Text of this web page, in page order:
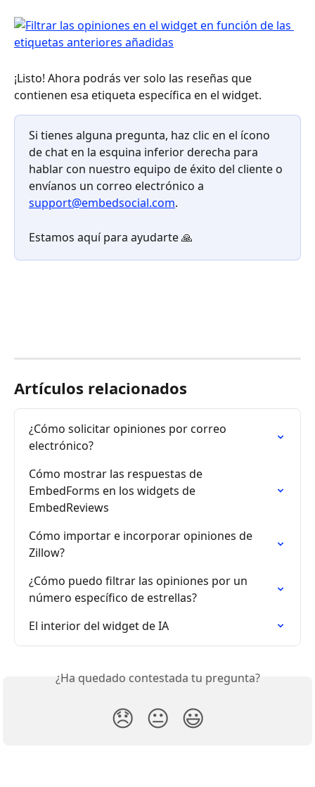
¡Listo! Ahora podrás ver solo las reseñas que
contienen esa etiqueta específica en el widget.
Si tienes alguna pregunta, haz clic en el ícono
de chat en la esquina inferior derecha para
hablar con nuestro equipo de éxito del cliente o
envíanos un correo electrónico a
support@embedsocial.com.
Estamos aquí para ayudarte 🙏
Artículos relacionados
¿Cómo solicitar opiniones por correo
electrónico?
Cómo mostrar las respuestas de
EmbedForms en los widgets de
EmbedReviews
Cómo importar e incorporar opiniones de
Zillow?
¿Cómo puedo filtrar las opiniones por un
número específico de estrellas?
El interior del widget de IA
¿Ha quedado contestada tu pregunta?
😞 😐 😃